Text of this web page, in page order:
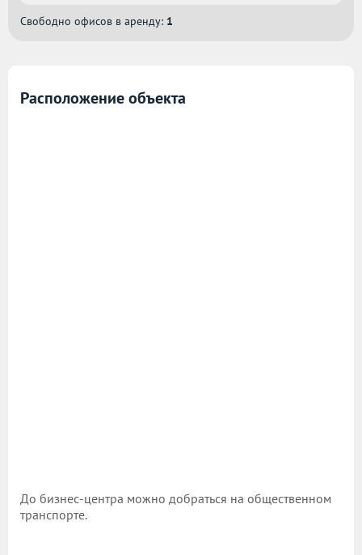
Свободно офисов в аренду: 1
Расположение объекта
До бизнес-центра можно добраться на общественном
транспорте.